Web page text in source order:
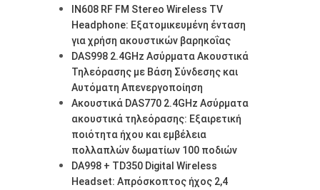
IN608 RF FM Stereo Wireless TV
Headphone: Εξατομικευμένη ένταση
για χρήση ακουστικών βαρηκοΐας
DAS998 2.4GHz Ασύρματα Ακουστικά
Τηλεόρασης με Βάση Σύνδεσης και
Αυτόματη Απενεργοποίηση
Ακουστικά DAS770 2.4GHz Ασύρματα
ακουστικά τηλεόρασης: Εξαιρετική
ποιότητα ήχου και εμβέλεια
πολλαπλών δωματίων 100 ποδιών
DA998 + TD350 Digital Wireless
Headset: Απρόσκοπτος ήχος 2,4